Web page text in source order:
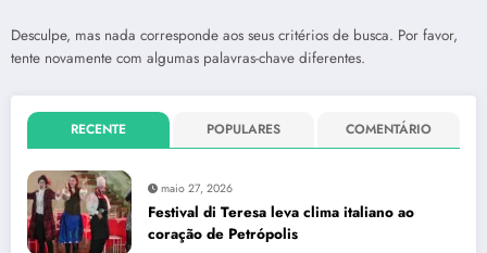
Desculpe, mas nada corresponde aos seus critérios de busca. Por favor,
tente novamente com algumas palavras-chave diferentes.
RECENTE POPULARES COMENTÁRIO
maio 27, 2026
Festival di Teresa leva clima italiano ao
coração de Petrópolis